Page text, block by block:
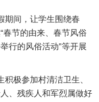
期间，让学生围绕春
春节的由来、春节风俗
行的风俗活动”等开展
极参加村清洁卫生、
、残疾人和军烈属做好